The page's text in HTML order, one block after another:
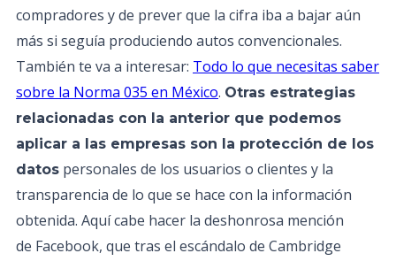
compradores y de prever que la cifra iba a bajar aún
más si seguía produciendo autos convencionales.
También te va a interesar: Todo lo que necesitas saber
sobre la Norma 035 en México. Otras estrategias
relacionadas con la anterior que podemos
aplicar a las empresas son la protección de los
datos personales de los usuarios o clientes y la
transparencia de lo que se hace con la información
obtenida. Aquí cabe hacer la deshonrosa mención
de Facebook, que tras el escándalo de Cambridge